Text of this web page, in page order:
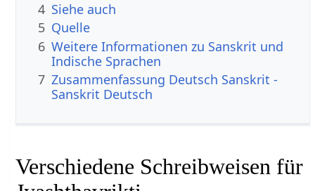
4 Siehe auch
5 Quelle
6 Weitere Informationen zu Sanskrit und
Indische Sprachen
7 Zusammenfassung Deutsch Sanskrit -
Sanskrit Deutsch
Verschiedene Schreibweisen für